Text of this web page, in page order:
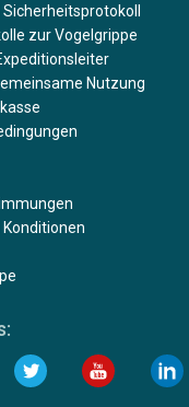
zur Vogelgrippe
Nutzung